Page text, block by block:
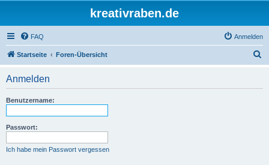
kreativraben.de
FAQ Anmelden
Startseite Foren-Übersicht
Anmelden
Benutzername:
Passwort:
Ich habe mein Passwort vergessen